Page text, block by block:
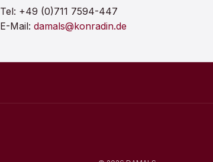
Tel: +49 (0)711 7594-447
E-Mail: damals@konradin.de